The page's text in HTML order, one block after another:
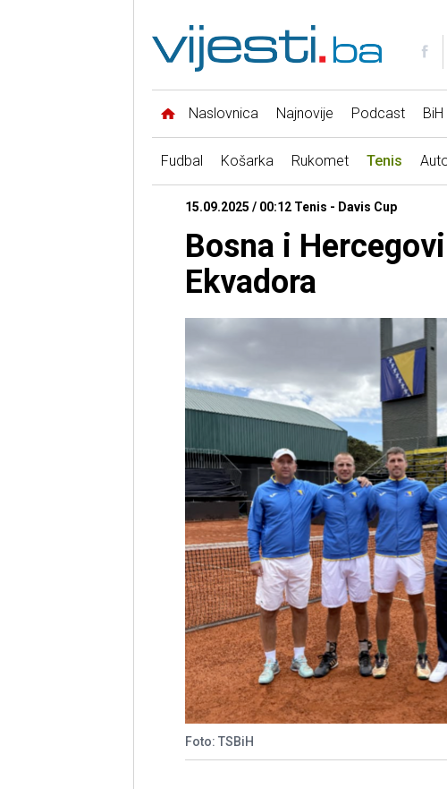
Naslovnica Najnovije Podcast BiH
Fudbal Košarka Rukomet Tenis
15.09.2025 / 00:12 Tenis - Davis Cup
Bosna i
Ekvadora
Foto: TSBiH